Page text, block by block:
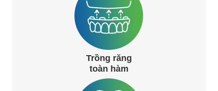
Trồng răng
toàn hàm